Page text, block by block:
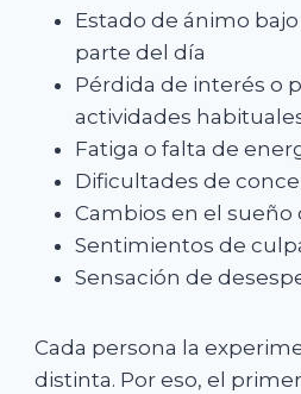
Estado de ánimo
parte del día
Pérdida de interés o
actividades
Fatiga o falta de
Dificultades de
Cambios en el sueño
Sentimientos de
Sensación de
Cada persona la
distinta. Por eso, el